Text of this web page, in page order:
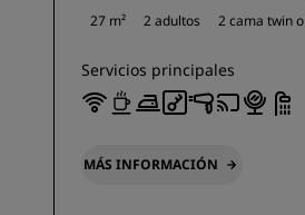
27 m² 2 adultos 2 cama twin o
Servicios principales
MÁS INFORMACIÓN